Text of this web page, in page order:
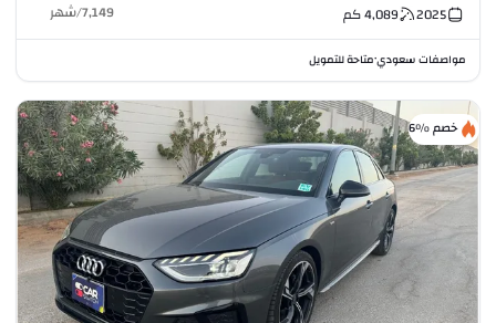
2025
4,089كم 7,149
/شهر
مواصفات سعودي•متاحة للتمويل
خصم %6